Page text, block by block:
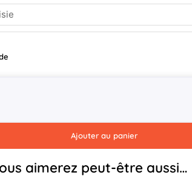
Ajouter au panier
aimerez peut-être aussi…